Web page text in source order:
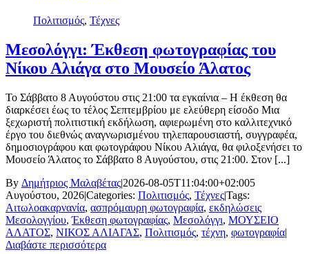
Πολιτισμός, Τέχνες
Μεσολόγγι: Έκθεση φωτογραφίας του
Νίκου Αλιάγα στο Μουσείο Άλατος
Το Σάββατο 8 Αυγούστου στις 21:00 τα εγκαίνια – Η έκθεση θα
διαρκέσει έως το τέλος Σεπτεμβρίου με ελεύθερη είσοδο Μια
ξεχωριστή πολιτιστική εκδήλωση, αφιερωμένη στο καλλιτεχνικό
έργο του διεθνώς αναγνωρισμένου τηλεπαρουσιαστή, συγγραφέα,
δημοσιογράφου και φωτογράφου Νίκου Αλιάγα, θα φιλοξενήσει το
Μουσείο Άλατος το Σάββατο 8 Αυγούστου, στις 21:00. Στον [...]
By Δημήτριος Μαλαβέτας|2026-08-05T11:04:00+02:005
Αυγούστου, 2026|Categories: Πολιτισμός, Τέχνες|Tags:
Αιτωλοακαρνανία, ασπρόμαυρη φωτογραφία, εκδηλώσεις
Μεσολογγίου,Έκθεση φωτογραφίας, Μεσολόγγι, ΜΟΥΣΕΙΟ
ΑΛΑΤΟΣ, ΝΙΚΟΣ ΑΛΙΑΓΑΣ, Πολιτισμός, τέχνη, φωτογραφία|
Διαβάστε περισσότερα